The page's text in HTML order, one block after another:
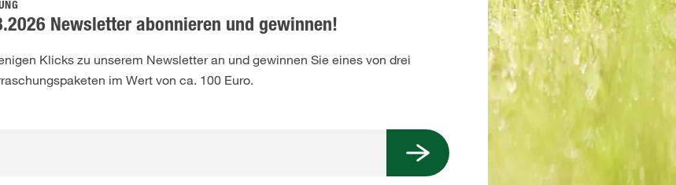
Newsletter abonnieren und gewinnen!
Klicks zu unserem Newsletter an und gewinnen Sie eines von drei
im Wert von ca. 100 Euro.